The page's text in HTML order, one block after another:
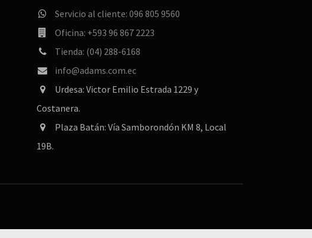
Servicio al cliente: 096 805 9560
Oficina: +593 96 867 2223
Tienda: (04) 288-6168
info@adams.com.ec
Urdesa: Victor Emilio Estrada 1229 y
Costanera.
Plaza Batán: Vía Samborondón KM 8, Local
19B.